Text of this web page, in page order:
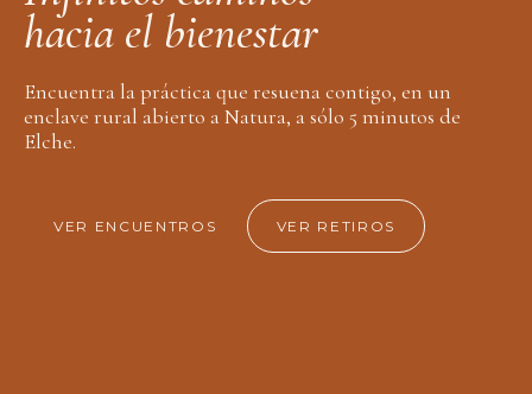
hacia el bienestar
Encuentra la práctica que resuena contigo, en un
enclave rural abierto a Natura, a sólo 5 minutos de
Elche.
VER ENCUENTROS VER RETIROS